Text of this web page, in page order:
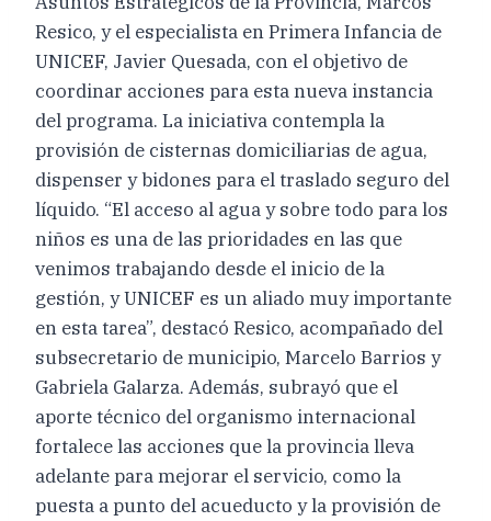
Resico, y el especialista en Primera Infancia de
UNICEF, Javier Quesada, con el objetivo de
coordinar acciones para esta nueva instancia
del programa. La iniciativa contempla la
provisión de cisternas domiciliarias de agua,
dispenser y bidones para el traslado seguro del
líquido. “El acceso al agua y sobre todo para los
niños es una de las prioridades en las que
venimos trabajando desde el inicio de la
gestión, y UNICEF es un aliado muy importante
en esta tarea”, destacó Resico, acompañado del
subsecretario de municipio, Marcelo Barrios y
Gabriela Galarza. Además, subrayó que el
aporte técnico del organismo internacional
fortalece las acciones que la provincia lleva
adelante para mejorar el servicio, como la
puesta a punto del acueducto y la provisión de